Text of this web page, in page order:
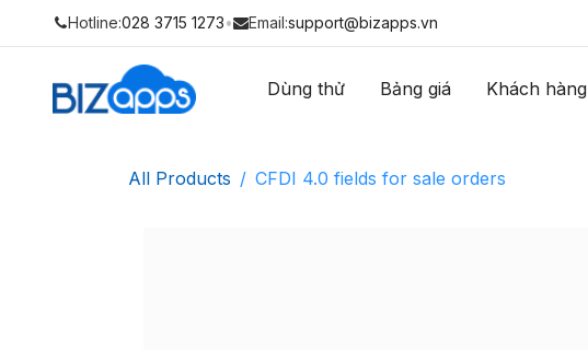
Hotline:028 3715 1273• Email:support@bizapps.vn
Dùng thử Bảng giá Khách hàng
All Products CFDI 4.0 fields for sale orders